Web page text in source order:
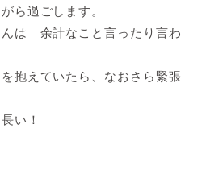
ら過ごします。
んは 余計なこと言ったり言わ
抱えていたら、なおさら緊張
い！